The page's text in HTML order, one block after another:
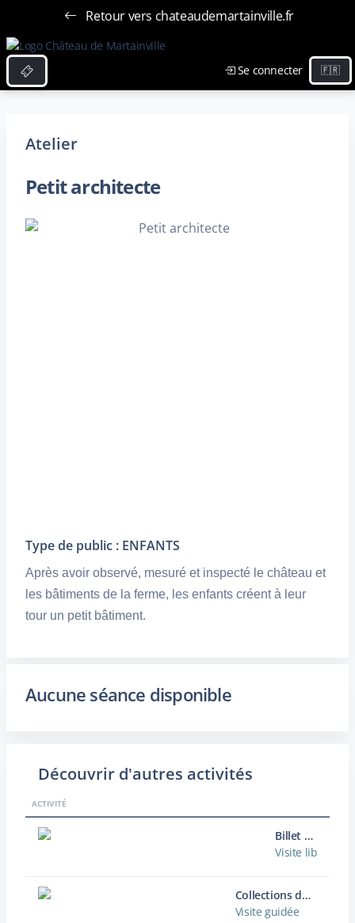
Retour vers chateaudemartainville.fr
Se connecter
Atelier
Petit architecte
Type de public : ENFANTS
Après avoir observé, mesuré et inspecté le château et
les bâtiments de la ferme, les enfants créent à leur
tour un petit bâtiment.
Aucune séance disponible
Découvrir d'autres activités
ACTIVITÉ
Billet d'entrée
Visite libre
Collections du château-musée
Visite guidée